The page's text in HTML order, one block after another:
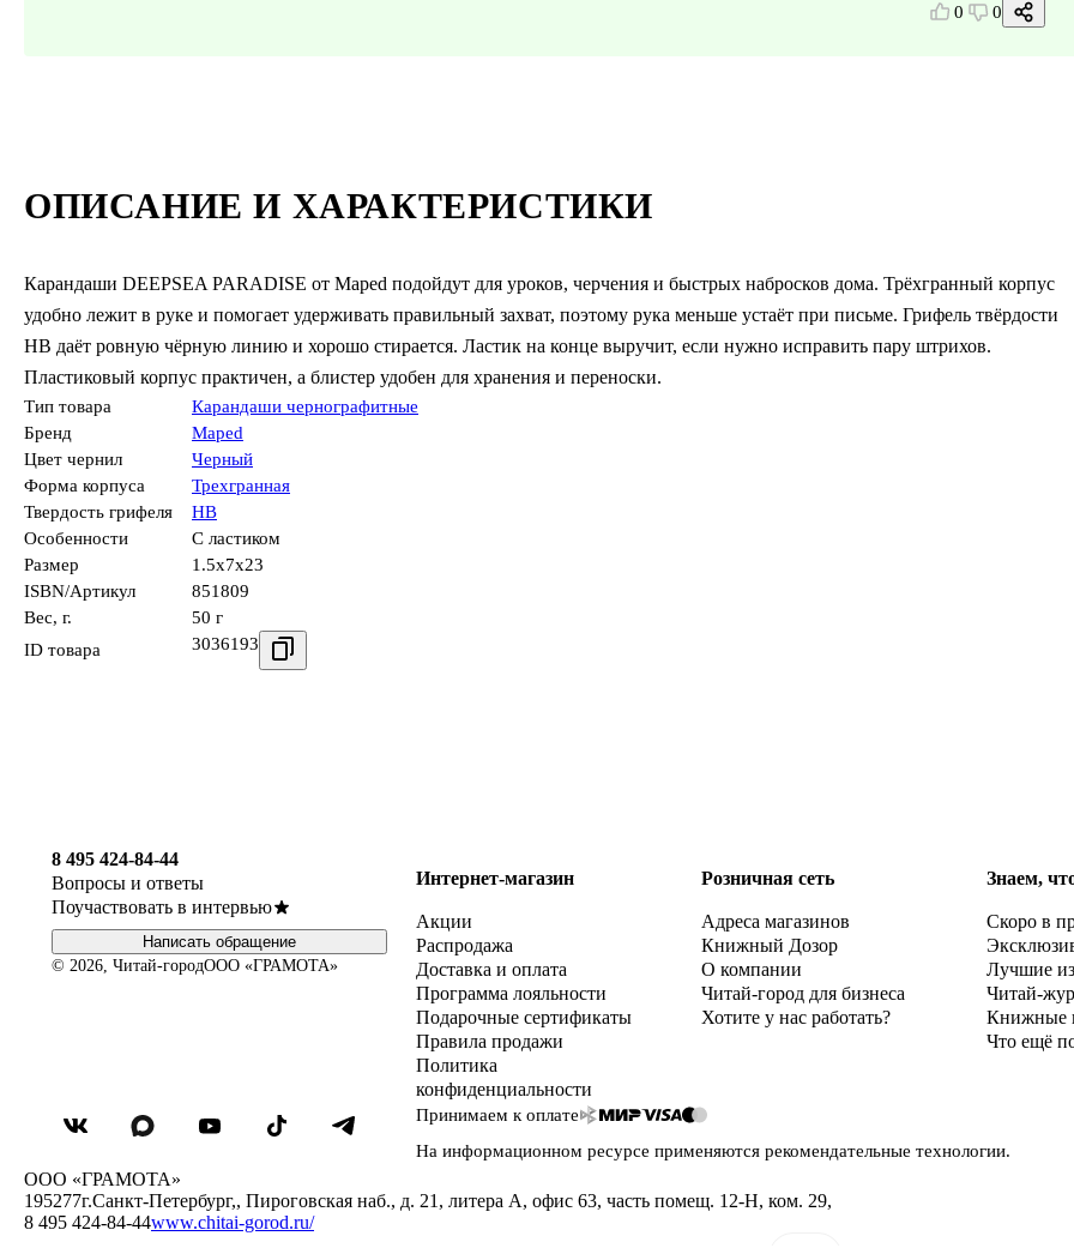
ОПИСАНИЕ И ХАРАКТЕРИСТИКИ
Карандаши DEEPSEA PARADISE от Maped подойдут для уроков, черчения и быстрых набросков дома. Трёхгранный корпус
удобно лежит в руке и помогает удерживать правильный захват, поэтому рука меньше устаёт при письме. Грифель твёрдости
HB даёт ровную чёрную линию и хорошо стирается. Ластик на конце выручит, если нужно исправить пару штрихов.
Пластиковый корпус практичен, а блистер удобен для хранения и переноски.
Тип товара
Карандаши чернографитные
Бренд
Maped
Цвет чернил
Черный
Форма корпуса
Трехгранная
Твердость грифеля
HB
Особенности
С ластиком
Размер
1.5x7x23
ISBN/Артикул
851809
Вес, г.
50 г
ID товара
3036193
0 0
8 495 424-84-44
Вопросы и ответы
Поучаствовать в интервью
Написать обращение
© 2026, Читай-городООО «ГРАМОТА»
Интернет-магазин
Акции
Распродажа
Доставка и оплата
Программа лояльности
Подарочные сертификаты
Правила продажи
Политика
конфиденциальности
Розничная сеть
Адреса магазинов
Книжный Дозор
О компании
Читай-город для бизнеса
Хотите у нас работать?
Знаем,
Скоро в
Лучшие
Читай-
Книжные
Что ещё
Принимаем к оплате
На информационном ресурсе применяются рекомендательные технологии.
ООО «ГРАМОТА»
195277г.Санкт-Петербург,, Пироговская наб., д. 21, литера А, офис 63, часть помещ. 12-Н, ком. 29,
8 495 424-84-44www.chitai-gorod.ru/